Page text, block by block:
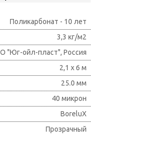
Поликарбонат - 10 лет
3,3 кг/м2
"Юг-ойл-пласт", Россия
2,1 х 6 м
25.0 мм
40 микрон
BoreluX
Прозрачный